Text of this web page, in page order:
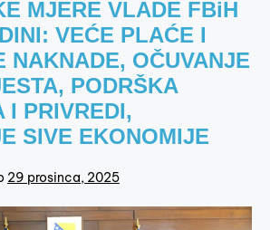
MJERE VLADE FBiH
VEĆE PLAĆE I
NAKNADE, OČUVANJE
PODRŠKA
I PRIVREDI,
SIVE EKONOMIJE
29 prosinca, 2025